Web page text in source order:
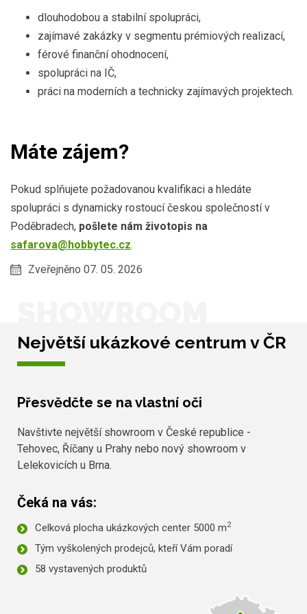
dlouhodobou a stabilní spolupráci,
zajímavé zakázky v segmentu prémiových realizací,
férové finanční ohodnocení,
spolupráci na IČ,
práci na moderních a technicky zajímavých projektech.
Máte zájem?
Pokud splňujete požadovanou kvalifikaci a hledáte
spolupráci s dynamicky rostoucí českou společností v
Poděbradech, pošlete nám životopis na
safarova@hobbytec.cz.
Zveřejněno 07. 05. 2026
Největší ukázkové centrum v ČR
Přesvědčte se na vlastní oči
Navštivte největší showroom v České republice -
Tehovec, Říčany u Prahy nebo nový showroom v
Lelekovicích u Brna.
Čeká na vás:
Celková plocha ukázkových center 5000 m2
Tým vyškolených prodejců, kteří Vám poradí
58 vystavených produktů